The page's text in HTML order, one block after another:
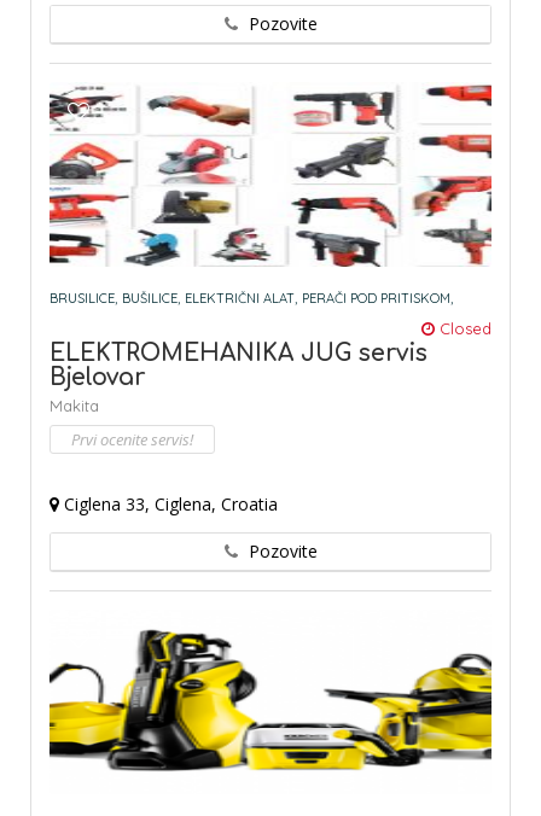
Pozovite
BRUSILICE, BUŠILICE, ELEKTRIČNI ALAT, PERAČI POD PRITISKOM,
Closed
ELEKTROMEHANIKA JUG servis
Bjelovar
Makita
Prvi ocenite servis!
Ciglena 33, Ciglena, Croatia
Pozovite